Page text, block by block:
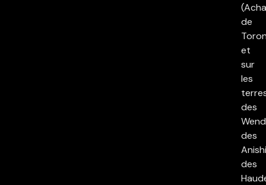
de
et
sur
les
des
des
des